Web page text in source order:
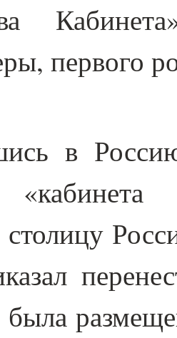
первого
в
«кабинета
столицу
была